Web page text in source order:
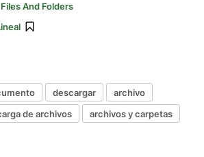
Files And Folders
descargar
archivo
de archivos
archivos y carpetas